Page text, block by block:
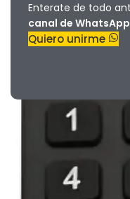
Enterate de todo
canal de
Quiero unirme